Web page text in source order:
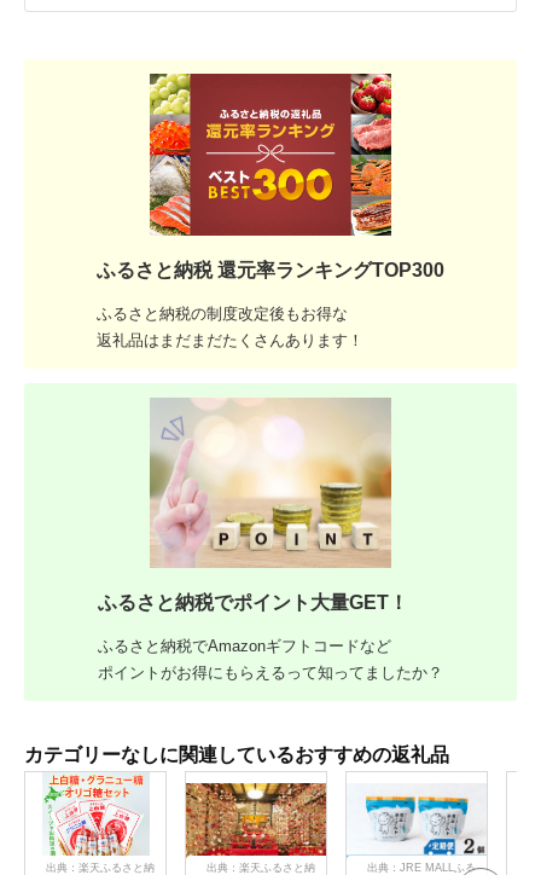
ふるさと納税 還元率ランキングTOP300
ふるさと納税の制度改定後もお得な
返礼品はまだまだたくさんあります！
ふるさと納税でポイント大量GET！
ふるさと納税でAmazonギフトコードなど
ポイントがお得にもらえるって知ってましたか？
カテゴリーなしに関連しているおすすめの返礼品
出典：楽天ふるさと納
出典：楽天ふるさと納
出典：JRE MALLふる